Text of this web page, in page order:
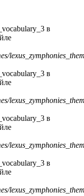
в
в
в
в